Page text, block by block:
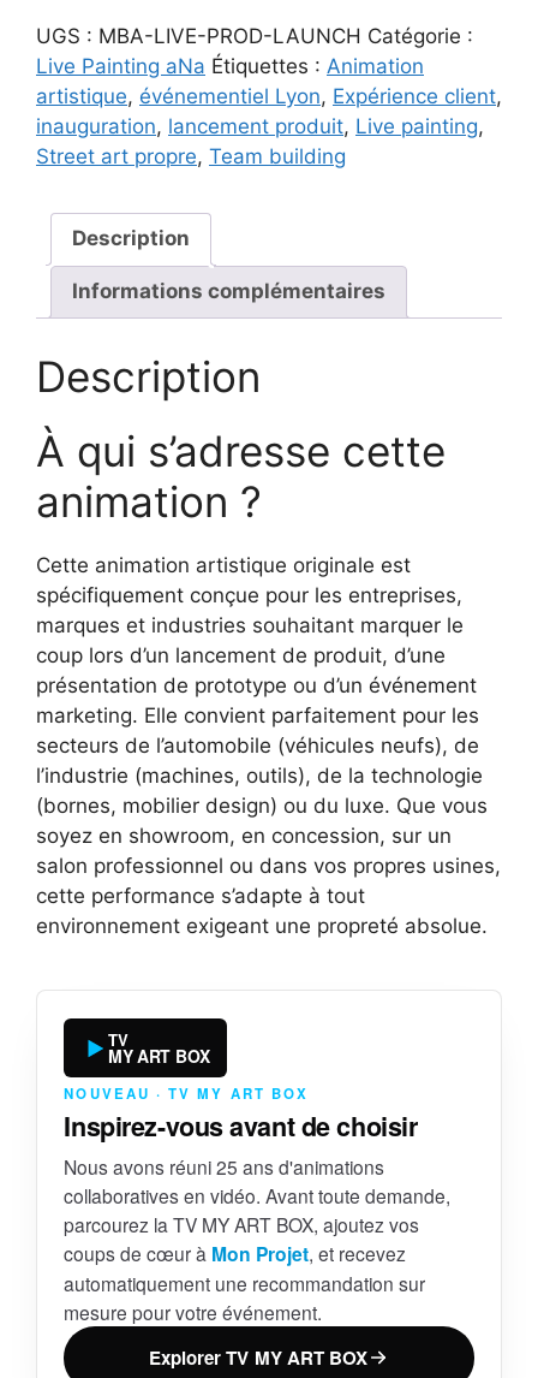
Lancement
Produit
|
Œuvre
Collaborative
Produit
Support
UGS : MBA-LIVE-PROD-LAUNCH Catégorie :
Live Painting aNa Étiquettes : Animation
artistique, événementiel Lyon, Expérience client,
inauguration, lancement produit, Live painting,
Street art propre, Team building
Description
Informations complémentaires
Description
À qui s’adresse cette
animation ?
Cette animation artistique originale est
spécifiquement conçue pour les entreprises,
marques et industries souhaitant marquer le
coup lors d’un lancement de produit, d’une
présentation de prototype ou d’un événement
marketing. Elle convient parfaitement pour les
secteurs de l’automobile (véhicules neufs), de
l’industrie (machines, outils), de la technologie
(bornes, mobilier design) ou du luxe. Que vous
soyez en showroom, en concession, sur un
salon professionnel ou dans vos propres usines,
cette performance s’adapte à tout
environnement exigeant une propreté absolue.
TV
MY ART BOX
NOUVEAU · TV MY ART BOX
Inspirez-vous avant de choisir
Nous avons réuni 25 ans d'animations
collaboratives en vidéo. Avant toute demande,
parcourez la TV MY ART BOX, ajoutez vos
coups de cœur à Mon Projet, et recevez
automatiquement une recommandation sur
mesure pour votre événement.
Explorer TV MY ART BOX